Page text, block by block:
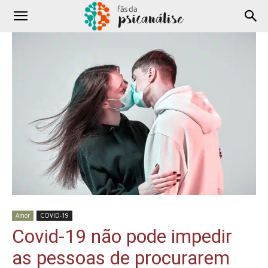
Amor COVID-19
Covid-19 não pode impedir
as pessoas de procurarem